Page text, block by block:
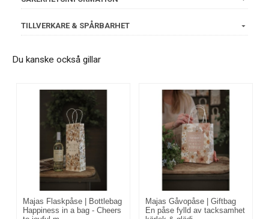
TILLVERKARE & SPÅRBARHET
Du kanske också gillar
Majas Flaskpåse | Bottlebag
Happiness in a bag - Cheers
Majas Gåvopåse | Giftbag
En påse fylld av tacksamhet